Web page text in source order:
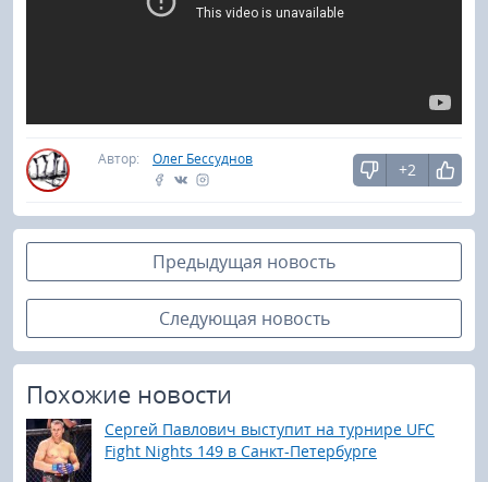
Автор: Олег Бессуднов
+2
Предыдущая новость
Следующая новость
Похожие новости
Сергей Павлович выступит на турнире UFC
Fight Nights 149 в Санкт-Петербурге